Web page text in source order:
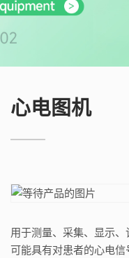
心电图机
用于测量、采集、显示
可能具有对患者的心电